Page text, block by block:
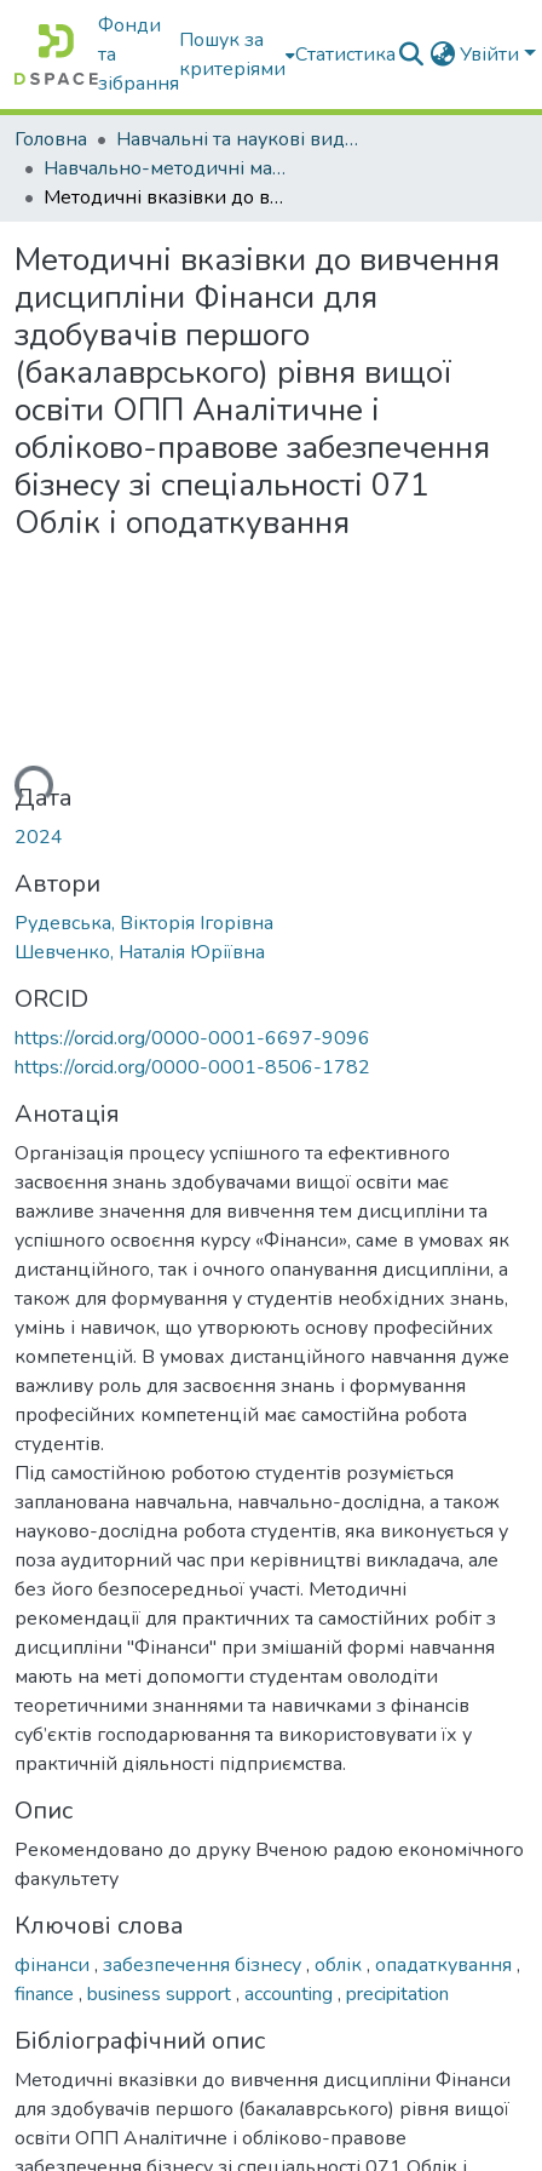
Фонди
та
зібрання
Пошук за
критеріями
Статистика Увійти
Головна
Навчальні та наукові видання
Навчально-методичні матеріали
Методичні вказівки до вивчення дисципліни Фінанси для здобувачів першого (бакалаврського) рівня вищої освіти ОПП Аналітичне і обліково-правове забезпечення бізнесу зі спеціальності 071 Облік і оподаткування
Методичні вказівки до вивчення
дисципліни Фінанси для
здобувачів першого
(бакалаврського) рівня вищої
освіти ОПП Аналітичне і
обліково-правове забезпечення
бізнесу зі спеціальності 071
Облік і оподаткування
Дата
2024
Автори
Рудевська, Вікторія Ігорівна
Шевченко, Наталія Юріївна
ORCID
https://orcid.org/0000-0001-6697-9096
https://orcid.org/0000-0001-8506-1782
Анотація
Організація процесу успішного та ефективного
засвоєння знань здобувачами вищої освіти має
важливе значення для вивчення тем дисципліни та
успішного освоєння курсу «Фінанси», саме в умовах як
дистанційного, так і очного опанування дисципліни, а
також для формування у студентів необхідних знань,
умінь і навичок, що утворюють основу професійних
компетенцій. В умовах дистанційного навчання дуже
важливу роль для засвоєння знань і формування
професійних компетенцій має самостійна робота
студентів.
Під самостійною роботою студентів розуміється
запланована навчальна, навчально-дослідна, а також
науково-дослідна робота студентів, яка виконується у
поза аудиторний час при керівництві викладача, але
без його безпосередньої участі. Методичні
рекомендації для практичних та самостійних робіт з
дисципліни "Фінанси" при змішаній формі навчання
мають на меті допомогти студентам оволодіти
теоретичними знаннями та навичками з фінансів
суб’єктів господарювання та використовувати їх у
практичній діяльності підприємства.
Опис
Рекомендовано до друку Вченою радою економічного
факультету
Ключові слова
фінанси , забезпечення бізнесу, облік, опадаткування ,
finance , business support, accounting , precipitation
Бібліографічний опис
Методичні вказівки до вивчення дисципліни Фінанси
для здобувачів першого (бакалаврського) рівня вищої
освіти ОПП Аналітичне і обліково-правове